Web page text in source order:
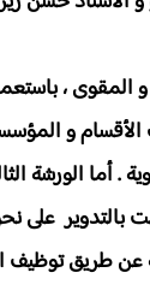
و المقوى ،
و
. أما
على
طريق توظيف